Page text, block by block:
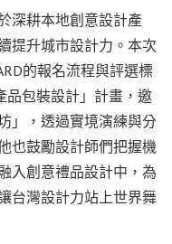
深耕本地創意設計產
提升城市設計力。本次
的報名流程與評選標
品包裝設計」計畫，邀
」，透過實境演練與分
也鼓勵設計師們把握機
入創意禮品設計中，為
台灣設計力站上世界舞